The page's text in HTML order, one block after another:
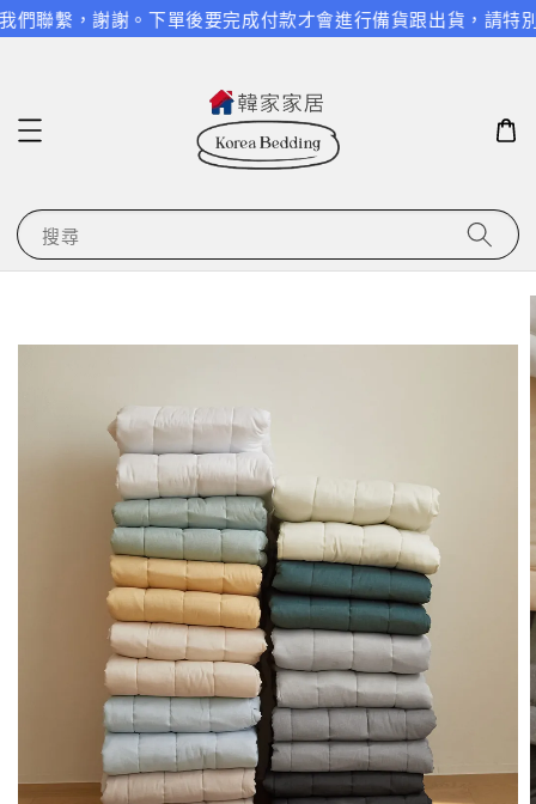
繫，謝謝。下單後要完成付款才會進行備貨跟出貨，請特別留
搜尋